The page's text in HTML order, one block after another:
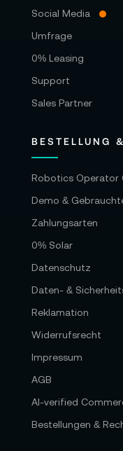
Social Media
Umfrage
0% Leasing
Support
Sales Partner
BESTELLUNG
Robotics Operator
Demo &
Zahlungsarten
0% Solar
Datenschutz
Daten- &
Reklamation
Widerrufsrecht
Impressum
AGB
AI-verified
Bestellungen &